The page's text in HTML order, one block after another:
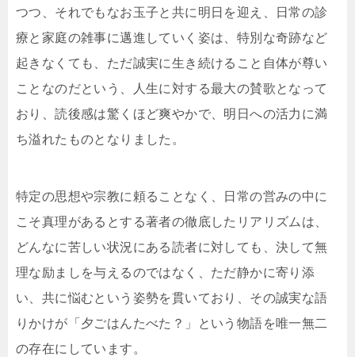
つつ、それでもなお玉子と共に明日を迎え、日常の診
療と家庭の雑事に邁進していく姿は、特別な奇跡など
起きなくても、ただ誠実に生き続けること自体が尊い
ことなのだという、人生に対する最大の賛歌となって
おり、読後感は驚くほど爽やかで、明日への活力に満
ち溢れたものとなりました。
特定の思想や宗教に頼ることなく、日常の営みの中に
こそ真理があるとする著者の徹底したリアリズムは、
どんなに苦しい状況にある読者に対しても、決して無
理な励ましを与えるのではなく、ただ静かに寄り添
い、共に悩むという姿勢を貫いており、その誠実な語
りかけが「夕ごはんたべた？」という物語を唯一無二
の存在にしています。